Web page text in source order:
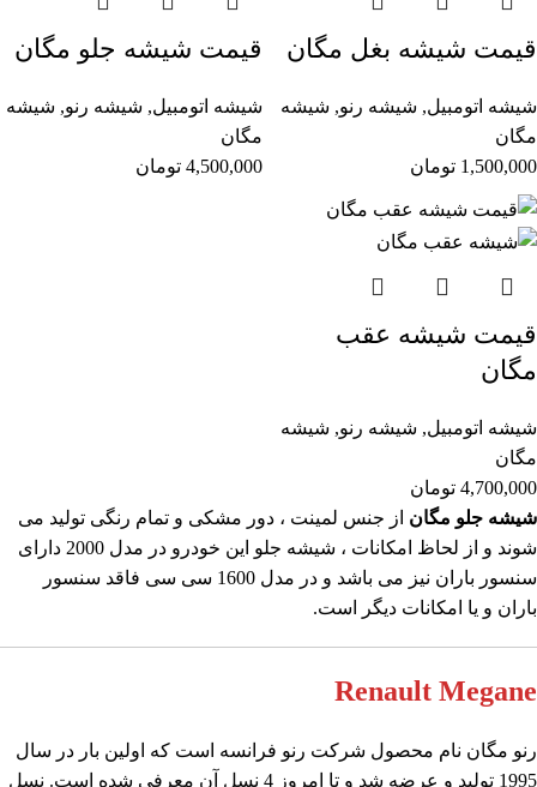
قیمت شیشه بغل مگان
شیشه اتومبیل, شیشه رنو, شیشه
مگان
1,500,000 تومان
قیمت شیشه جلو مگان
شیشه اتومبیل, شیشه رنو, شیشه
مگان
4,500,000 تومان
قیمت شیشه عقب
مگان
شیشه اتومبیل, شیشه رنو, شیشه
مگان
4,700,000 تومان
شیشه جلو مگان از جنس لمینت ، دور مشکی و تمام رنگی تولید می
شوند و از لحاظ امکانات ، شیشه جلو این خودرو در مدل 2000 دارای
سنسور باران نیز می باشد و در مدل 1600 سی سی فاقد سنسور
باران و یا امکانات دیگر است.
Renault Megane
رنو مگان نام محصول شرکت رنو فرانسه است که اولین بار در سال
1995 تولید و عرضه شد و تا امروز 4 نسل آن معرفی شده است. نسل